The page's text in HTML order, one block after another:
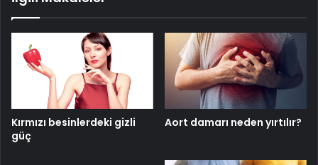
Kırmızı besinlerdeki gizli
güç
Aort damarı neden yırtılır?